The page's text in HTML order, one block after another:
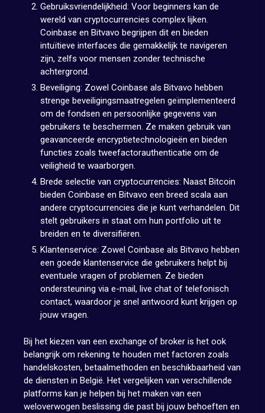
Gebruiksvriendelijkheid: Voor beginners kan de
wereld van cryptocurrencies complex lijken.
Coinbase en Bitvavo begrijpen dit en bieden
intuïtieve interfaces die gemakkelijk te navigeren
zijn, zelfs voor mensen zonder technische
achtergrond.
Beveiliging: Zowel Coinbase als Bitvavo hebben
strenge beveiligingsmaatregelen geïmplementeerd
om de fondsen en persoonlijke gegevens van
gebruikers te beschermen. Ze maken gebruik van
geavanceerde encryptietechnologieën en bieden
functies zoals tweefactorauthenticatie om de
veiligheid te waarborgen.
Brede selectie van cryptocurrencies: Naast Bitcoin
bieden Coinbase en Bitvavo een breed scala aan
andere cryptocurrencies die je kunt verhandelen. Dit
stelt gebruikers in staat om hun portfolio uit te
breiden en te diversifiëren.
Klantenservice: Zowel Coinbase als Bitvavo hebben
een goede klantenservice die gebruikers helpt bij
eventuele vragen of problemen. Ze bieden
ondersteuning via e-mail, live chat of telefonisch
contact, waardoor je snel antwoord kunt krijgen op
jouw vragen.
Bij het kiezen van een exchange of broker is het ook
belangrijk om rekening te houden met factoren zoals
handelskosten, betaalmethoden en beschikbaarheid van
de diensten in België. Het vergelijken van verschillende
platforms kan je helpen bij het maken van een
weloverwogen beslissing die past bij jouw behoeften en